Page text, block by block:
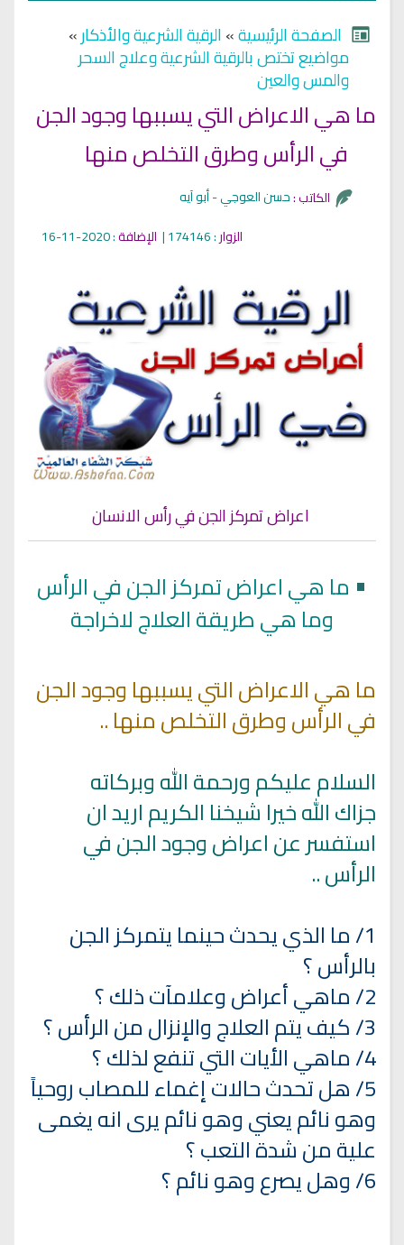
الصفحة الرئيسية»الرقية الشرعية والأذكار»
مواضيع تختص بالرقية الشرعية وعلاج السحر
والمس والعين
ما هي الاعراض التي يسببها وجود الجن
الكاتب :
الزوار: 174146 | الإضافة: 2020-11-16
اعراض تمركز الجن في رأس الانسان
• ما هي اعراض تمركز الجن في الرأس
وما هي طريقة العلاج لاخراجة
ما هي الاعراض التي يسببها وجود الجن
في الرأس وطرق التخلص منها ..
السلام عليكم ورحمة الله وبركاته
جزاك الله خيرا شيخنا الكريم اريد ان
استفسر عن اعراض وجود الجن في
الرأس ..
1/ ما الذي يحدث حينما يتمركز الجن
بالرأس ؟
2/ ماهي أعراض وعلامآت ذلك ؟
3/ كيف يتم العلاج والإنزال من الرأس ؟
4/ ماهي الأيات التي تنفع لذلك ؟
5/ هل تحدث حالات إغماء للمصاب روحياً
وهو نائم يعني وهو نائم يرى انه يغمى
علية من شدة التعب ؟
6/ وهل يصرع وهو نائم ؟